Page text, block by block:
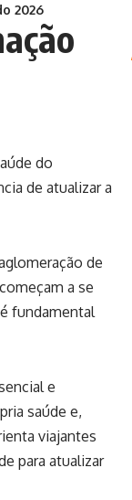
2026
do
de atualizar a
de
a se
fundamental
e
saúde e,
viajantes
para atualizar